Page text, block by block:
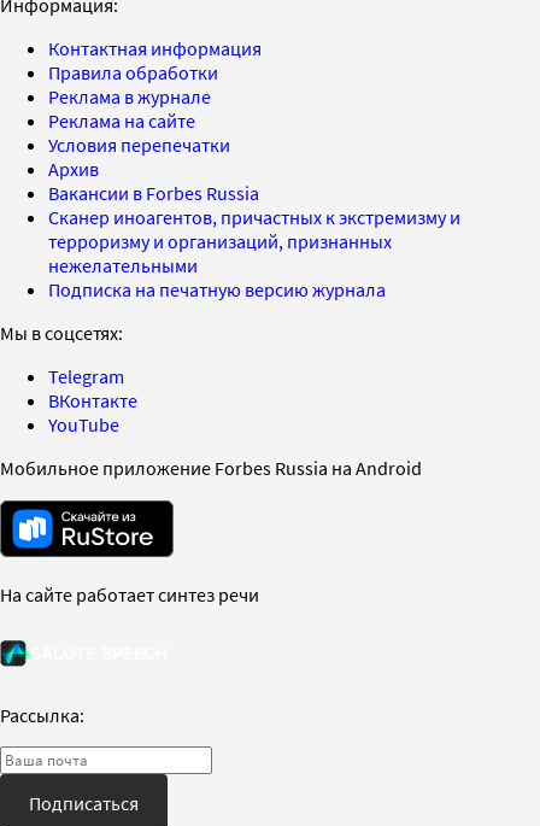
Контактная информация
Правила обработки
Реклама в журнале
Реклама на сайте
Условия перепечатки
Архив
Вакансии в Forbes Russia
Сканер иноагентов, причастных к экстремизму и
терроризму и организаций, признанных
нежелательными
Подписка на печатную версию журнала
Мы в соцсетях:
Telegram
ВКонтакте
YouTube
Мобильное приложение Forbes Russia на Android
На сайте работает синтез речи
Рассылка:
Подписаться